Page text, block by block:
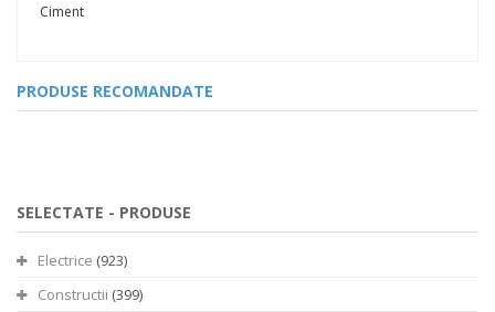
Ciment
PRODUSE RECOMANDATE
SELECTATE - PRODUSE
Electrice (923)
Constructii (399)